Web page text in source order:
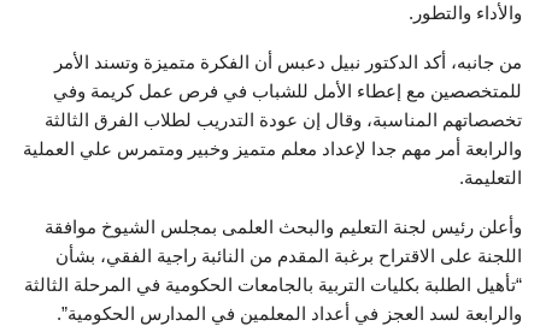
والأداء والتطور.
من جانبه، أكد الدكتور نبيل دعبس أن الفكرة متميزة وتسند الأمر
للمتخصصين مع إعطاء الأمل للشباب في فرص عمل كريمة وفي
تخصصاتهم المناسبة، وقال إن عودة التدريب لطلاب الفرق الثالثة
والرابعة أمر مهم جدا لإعداد معلم متميز وخبير ومتمرس علي العملية
التعليمة.
وأعلن رئيس لجنة التعليم والبحث العلمى بمجلس الشيوخ موافقة
اللجنة على الاقتراح برغبة المقدم من النائبة راجية الفقي، بشأن
“تأهيل الطلبة بكليات التربية بالجامعات الحكومية في المرحلة الثالثة
والرابعة لسد العجز في أعداد المعلمين في المدارس الحكومية”.